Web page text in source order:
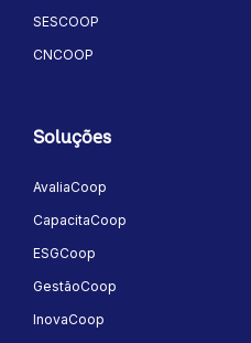
SESCOOP
CNCOOP
Soluções
AvaliaCoop
CapacitaCoop
ESGCoop
GestãoCoop
InovaCoop